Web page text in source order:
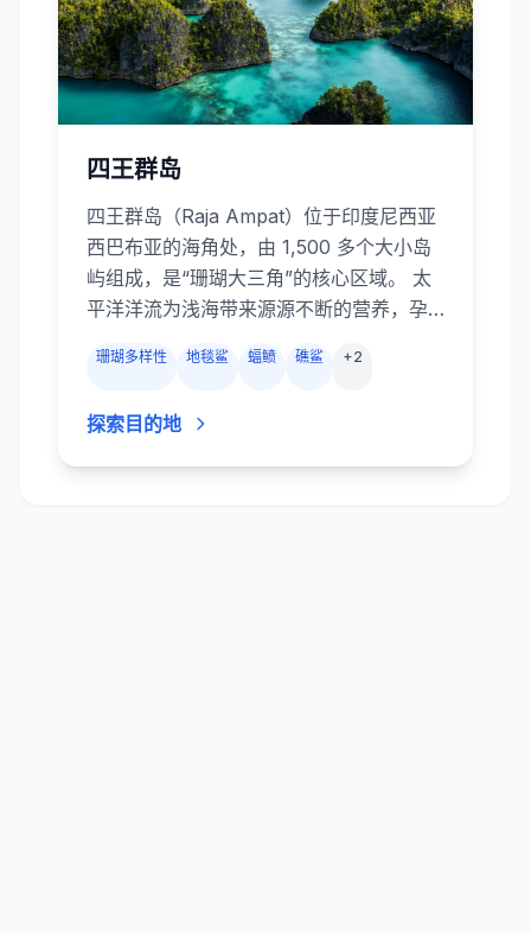
四王群岛
四王群岛（Raja Ampat）位于印度尼西亚
西巴布亚的海角处，由 1,500 多个大小岛
屿组成，是“珊瑚大三角”的核心区域。 太
平洋洋流为浅海带来源源不断的营养，孕
有超过 550 种硬、软珊瑚和约 1,500 种鱼
和白鳍礁鲨，巨型杰克和犬牙金枪鱼追逐
着成群的鞭毛鱼；地毯鲨、海龟、蝠鲼和
珊瑚多样性 地毯鲨 蝠鲼 礁鲨 +2
探索目的地